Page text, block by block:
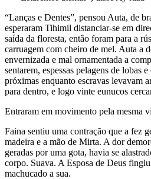
“Lanças e Dentes”, pensou Auta, de
esperaram Tihimil distanciar-se em
saída da floresta, então foram para a
carruagem com cheiro de mel. Auta a
envernizada e mal ornamentada a
sentarem, espessas pelagens de lobas
próximas enquanto escravas levavam
para dentro, e logo vinte eunucos
Entraram em movimento pela mesma
Faina sentiu uma contração que a fez
madeira e a mão de Mirta. A dor
geradas por uma gota, havia se
corpo. Suava. A Esposa de Deus
machucado a sua.